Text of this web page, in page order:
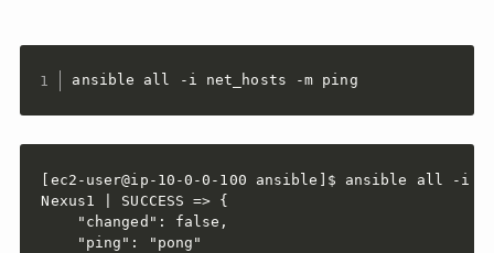
ansible all -i net_hosts -m ping
[ec2-user@ip-10-0-0-100 ansible]$ ansible all -i
Nexus1 | SUCCESS => {
    "changed": false,
    "ping": "pong"